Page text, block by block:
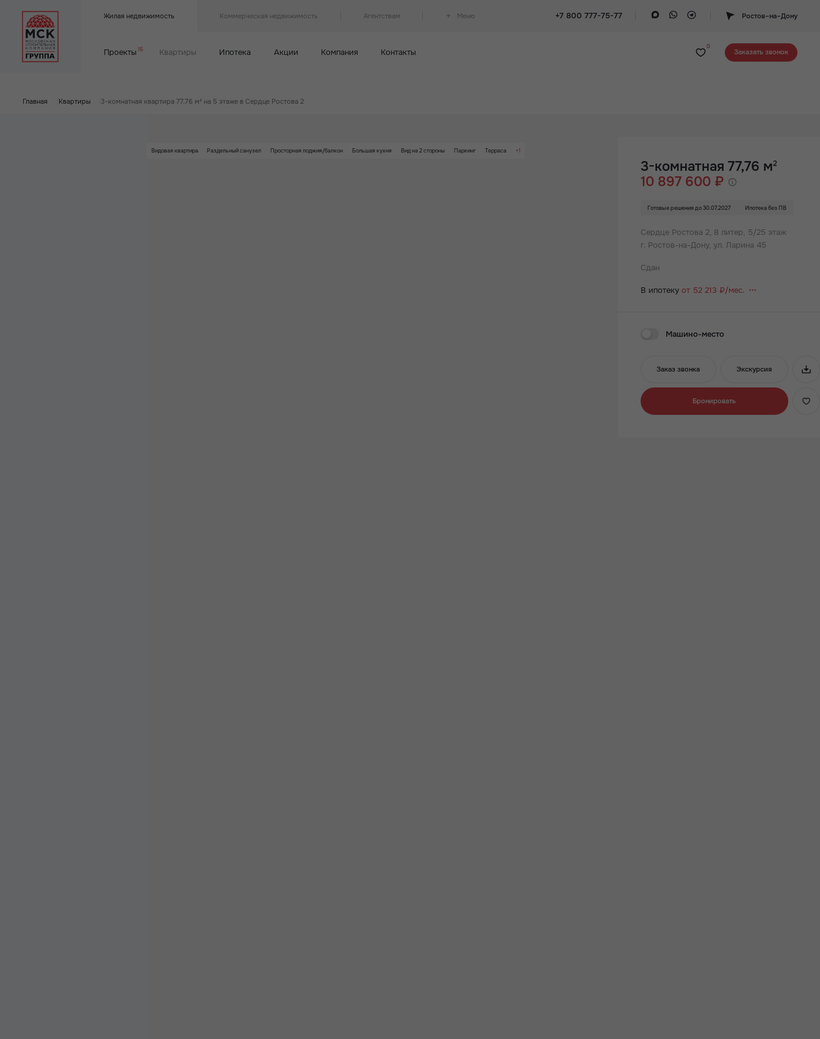
Жилая недвижимость Коммерческая недвижимость Агентствам Меню +7 800 777-75-77 Ростов–на–Дону
Проекты 15 Квартиры Ипотека Акции Компания Контакты
0
Заказать звонок
Главная Квартиры 3-комнатная квартира 77.76 м² на 5 этаже в Сердце Ростова 2
+1
Видовая квартира Раздельный санузел Просторная лоджия/балкон Большая кухня Вид на 2 стороны Паркинг Терраса
3-комнатная 77,76 м2
10 897 600 ₽
Готовые решения до 30.07.2027 Ипотека без ПВ
Сердце Ростова 2, 8 литер, 5/25 этаж
г. Ростов-на-Дону, ул. Ларина 45
Сдан
В ипотеку от 52 213 ₽/мес.
Машино-место
Заказ звонка Экскурсия
Бронировать